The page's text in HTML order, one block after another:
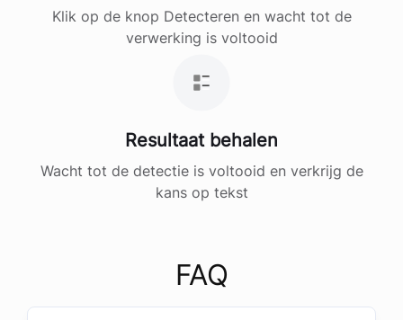
Klik op de knop Detecteren en wacht tot de
verwerking is voltooid
Resultaat behalen
Wacht tot de detectie is voltooid en verkrijg de
kans op tekst
FAQ